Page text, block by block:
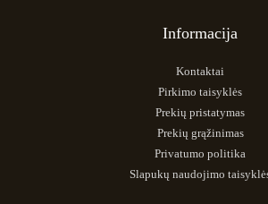
Informacija
Kontaktai
Pirkimo taisyklės
Prekių pristatymas
Prekių grąžinimas
Privatumo politika
Slapukų naudojimo